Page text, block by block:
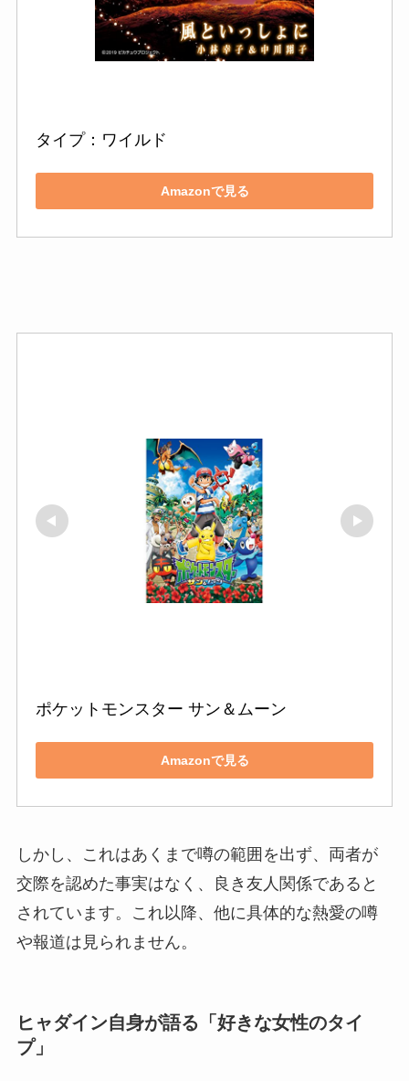
タイプ：ワイルド
Amazonで見る
ポケットモンスター サン＆ムーン
Amazonで見る
しかし、これはあくまで噂の範囲を出ず、両者が
交際を認めた事実はなく、良き友人関係であると
されています。これ以降、他に具体的な熱愛の噂
や報道は見られません。
ヒャダイン自身が語る「好きな女性のタイ
プ」